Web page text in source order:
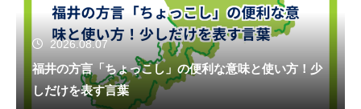
2026.08.07
福井の方言「ちょっこし」の便利な意味と使い方！少
しだけを表す言葉